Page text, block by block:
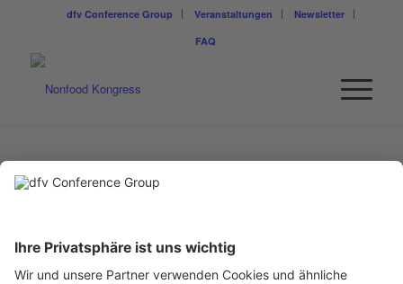
dfv Conference Group Veranstaltungen
Newsletter
FAQ
Ressortleitung Nonfood, Lebensmittel Zeitung